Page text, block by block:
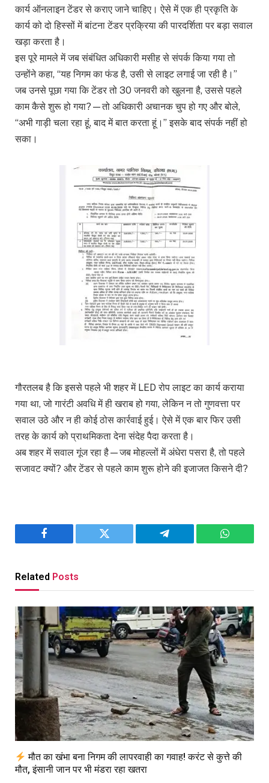
कार्य ऑनलाइन टेंडर से कराए जाने चाहिए। ऐसे में एक ही प्रकृति के
कार्य को दो हिस्सों में बांटना टेंडर प्रक्रिया की पारदर्शिता पर बड़ा सवाल
खड़ा करता है।
इस पूरे मामले में जब संबंधित अधिकारी मसीह से संपर्क किया गया तो
उन्होंने कहा, “यह निगम का फंड है, उसी से लाइट लगाई जा रही है।”
जब उनसे पूछा गया कि टेंडर तो 30 जनवरी को खुलना है, उससे पहले
काम कैसे शुरू हो गया?—तो अधिकारी अचानक चुप हो गए और बोले,
“अभी गाड़ी चला रहा हूं, बाद में बात करता हूं।” इसके बाद संपर्क नहीं हो
सका।
गौरतलब है कि इससे पहले भी शहर में LED रोप लाइट का कार्य कराया
गया था, जो गारंटी अवधि में ही खराब हो गया, लेकिन न तो गुणवत्ता पर
सवाल उठे और न ही कोई ठोस कार्रवाई हुई। ऐसे में एक बार फिर उसी
तरह के कार्य को प्राथमिकता देना संदेह पैदा करता है।
अब शहर में सवाल गूंज रहा है—जब मोहल्लों में अंधेरा पसरा है, तो पहले
सजावट क्यों? और टेंडर से पहले काम शुरू होने की इजाजत किसने दी?
Facebook Twitter Telegram
Related Posts
मौत का खंभा बना निगम की लापरवाही का गवाह! करंट से कुत्ते की
मौत, इंसानी जान पर भी मंडरा रहा खतरा